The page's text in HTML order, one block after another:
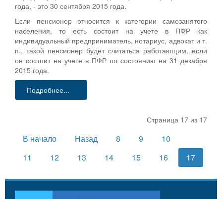
года, - это 30 сентября 2015 года.
Если пенсионер относится к категории самозанятого
населения, то есть состоит на учете в ПФР как
индивидуальный предприниматель, нотариус, адвокат и т.
п., такой пенсионер будет считаться работающим, если
он состоит на учете в ПФР по состоянию на 31 декабря
2015 года.
Подробнее...
Страница 17 из 17
В начало Назад 8 9
10
11
12 13 14 15 16 17